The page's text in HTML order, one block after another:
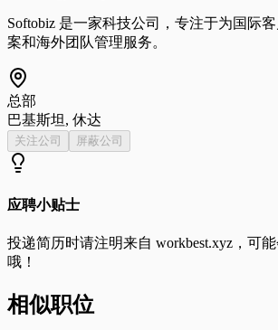
Softobiz 是一家科技公司，专注于为国际
案和海外团队管理服务。
总部
巴基斯坦, 休达
关注公司 屏蔽公司
应聘小贴士
投递简历时请注明来自 workbest.xyz ，可
哦！
相似职位